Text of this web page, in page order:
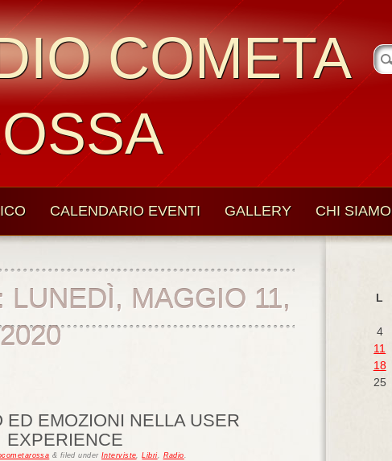
COMETA
CALENDARIO EVENTI GALLERY CHI SIAMO
LUNEDÌ, MAGGIO 11,
2020
ED EMOZIONI NELLA USER
EXPERIENCE
& filed underInterviste,Libri, Radio.
L
4
11
18
25